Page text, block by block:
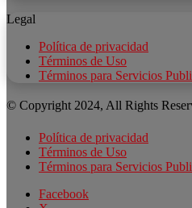
Legal
Política de privacidad
Términos de Uso
Términos para Servicios
© Copyright 2024, All Rights
Política de privacidad
Términos de Uso
Términos para Servicios
Facebook